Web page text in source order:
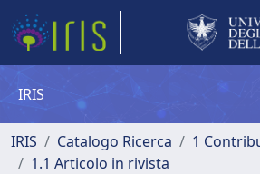
IRIS
IRIS Catalogo Ricerca
1
1.1 Articolo in rivista